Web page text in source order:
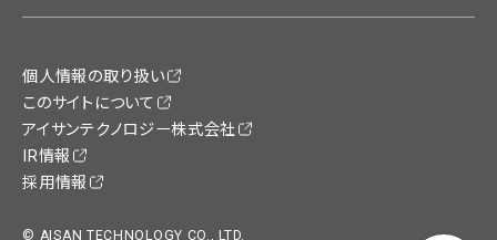
個人情報の取り扱い
このサイトについて
アイサンテクノロジー株式会社
IR情報
採用情報
© AISAN TECHNOLOGY CO., LTD.